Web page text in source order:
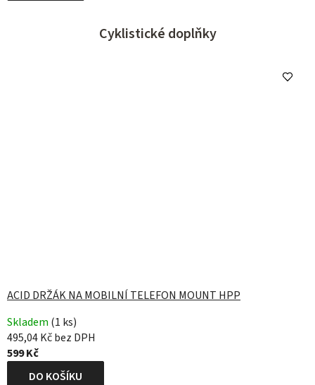
Cyklistické doplňky
ACID DRŽÁK NA MOBILNÍ TELEFON MOUNT HPP
Skladem (1 ks)
495,04 Kč bez DPH
599 Kč
DO KOŠÍKU